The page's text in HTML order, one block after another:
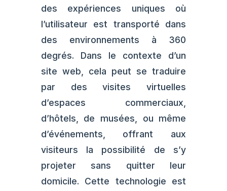
des expériences uniques où
l’utilisateur est transporté dans
des environnements à 360
degrés. Dans le contexte d’un
site web, cela peut se traduire
par des visites virtuelles
d’espaces commerciaux,
d’hôtels, de musées, ou même
d’événements, offrant aux
visiteurs la possibilité de s’y
projeter sans quitter leur
domicile. Cette technologie est